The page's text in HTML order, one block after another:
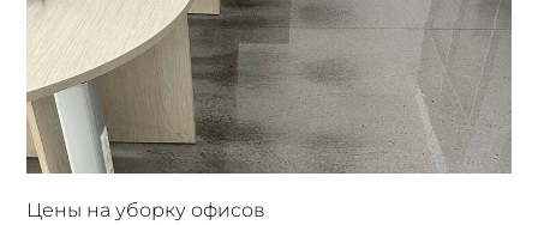
Цены на уборку офисов